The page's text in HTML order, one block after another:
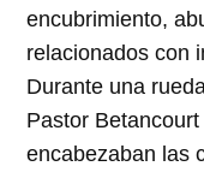
encubrimiento,
relacionados con
Durante una
Pastor
encabezaban las